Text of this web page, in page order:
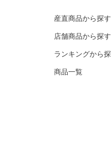
産直商品から探す
店舗商品から探す
ランキングから
商品一覧